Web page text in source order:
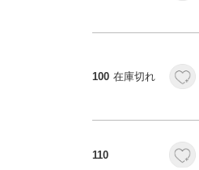
100 在庫切れ
110